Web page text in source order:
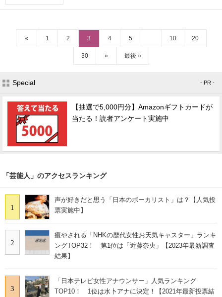
« 1 2 3 4 5 10 20
30 » 最後 »
Special - PR -
【抽選で5,000円分】Amazonギフトカードが
当たる！読者アンケート実施中
「芸能人」のアクセスランキング
1
声が好きだと思う「日本のボーカリスト」は？【人気投
票実施中】
2
癒やされる「NHKの歴代女性お天気キャスター」ランキ
ングTOP32！ 第1位は「近藤奈央」【2023年最新調査
結果】
3
「日本テレビ女性アナウンサー」人気ランキング
TOP10！ 1位は水卜アナに決定！【2021年最新投票結